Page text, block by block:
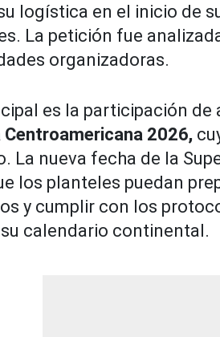
logística en el inicio de
La petición fue
organizadoras.
es la participación de
Centroamericana 2026,
La nueva fecha de la
los planteles puedan
y cumplir con los
calendario continental.